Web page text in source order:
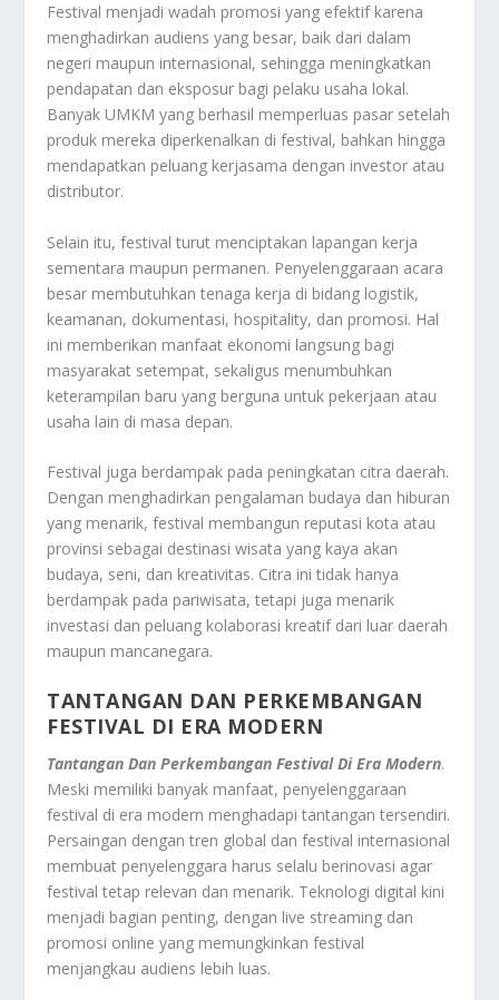
Festival menjadi wadah promosi yang efektif karena
menghadirkan audiens yang besar, baik dari dalam
negeri maupun internasional, sehingga meningkatkan
pendapatan dan eksposur bagi pelaku usaha lokal.
Banyak UMKM yang berhasil memperluas pasar setelah
produk mereka diperkenalkan di festival, bahkan hingga
mendapatkan peluang kerjasama dengan investor atau
distributor.
Selain itu, festival turut menciptakan lapangan kerja
sementara maupun permanen. Penyelenggaraan acara
besar membutuhkan tenaga kerja di bidang logistik,
keamanan, dokumentasi, hospitality, dan promosi. Hal
ini memberikan manfaat ekonomi langsung bagi
masyarakat setempat, sekaligus menumbuhkan
keterampilan baru yang berguna untuk pekerjaan atau
usaha lain di masa depan.
Festival juga berdampak pada peningkatan citra daerah.
Dengan menghadirkan pengalaman budaya dan hiburan
yang menarik, festival membangun reputasi kota atau
provinsi sebagai destinasi wisata yang kaya akan
budaya, seni, dan kreativitas. Citra ini tidak hanya
berdampak pada pariwisata, tetapi juga menarik
investasi dan peluang kolaborasi kreatif dari luar daerah
maupun mancanegara.
TANTANGAN DAN PERKEMBANGAN
FESTIVAL DI ERA MODERN
Tantangan Dan Perkembangan Festival Di Era Modern.
Meski memiliki banyak manfaat, penyelenggaraan
festival di era modern menghadapi tantangan tersendiri.
Persaingan dengan tren global dan festival internasional
membuat penyelenggara harus selalu berinovasi agar
festival tetap relevan dan menarik. Teknologi digital kini
menjadi bagian penting, dengan live streaming dan
promosi online yang memungkinkan festival
menjangkau audiens lebih luas.